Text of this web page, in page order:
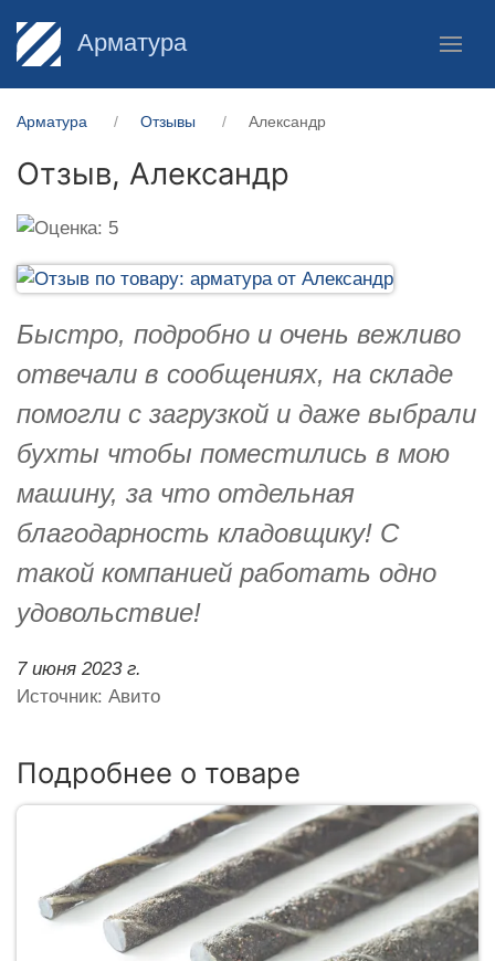
Арматура
Арматура Отзывы Александр
Отзыв, Александр
Быстро, подробно и очень вежливо
отвечали в сообщениях, на складе
помогли с загрузкой и даже выбрали
бухты чтобы поместились в мою
машину, за что отдельная
благодарность кладовщику! С
такой компанией работать одно
удовольствие!
7 июня 2023 г.
Источник: Авито
Подробнее о товаре